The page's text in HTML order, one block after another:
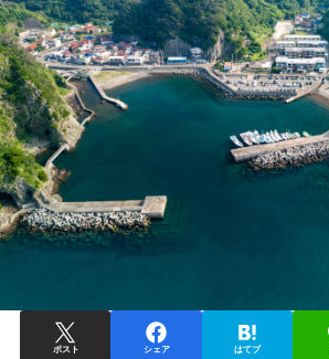
ポスト シェア はてブ